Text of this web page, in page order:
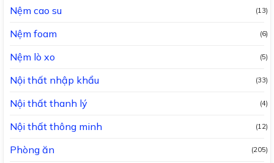
Nệm cao su (13)
Nệm foam (6)
Nệm lò xo (5)
Nội thất nhập khẩu (33)
Nội thất thanh lý (4)
Nội thất thông minh (12)
Phòng ăn (205)